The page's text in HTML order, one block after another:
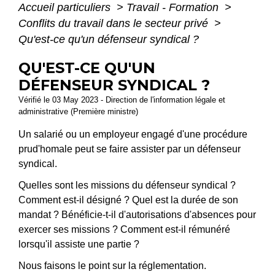
Accueil particuliers > Travail - Formation >
Conflits du travail dans le secteur privé >
Qu'est-ce qu'un défenseur syndical ?
QU'EST-CE QU'UN
DÉFENSEUR SYNDICAL ?
Vérifié le 03 May 2023 - Direction de l'information légale et
administrative (Première ministre)
Un salarié ou un employeur engagé d'une procédure
prud'homale peut se faire assister par un défenseur
syndical.
Quelles sont les missions du défenseur syndical ?
Comment est-il désigné ? Quel est la durée de son
mandat ? Bénéficie-t-il d'autorisations d'absences pour
exercer ses missions ? Comment est-il rémunéré
lorsqu'il assiste une partie ?
Nous faisons le point sur la réglementation.